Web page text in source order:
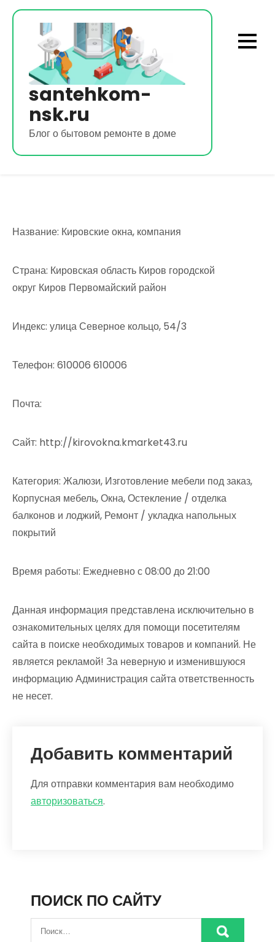
Перейти
содержимому
santehkom-
nsk.ru
Блог о бытовом ремонте в доме
Название: Кировские окна, компания
Страна: Кировская область Киров городской
округ Киров Первомайский район
Индекс: улица Северное кольцо, 54/3
Телефон: 610006 610006
Почта:
Cайт: http://kirovokna.kmarket43.ru
Категория: Жалюзи, Изготовление мебели под заказ,
Корпусная мебель, Окна, Остекление / отделка
балконов и лоджий, Ремонт / укладка напольных
покрытий
Время работы: Ежедневно с 08:00 до 21:00
Данная информация представлена исключительно в
ознакомительных целях для помощи посетителям
сайта в поиске необходимых товаров и компаний. Не
является рекламой! За неверную и изменившуюся
информацию Администрация сайта ответственность
не несет.
Добавить комментарий
Для отправки комментария вам необходимо
авторизоваться.
ПОИСК ПО САЙТУ